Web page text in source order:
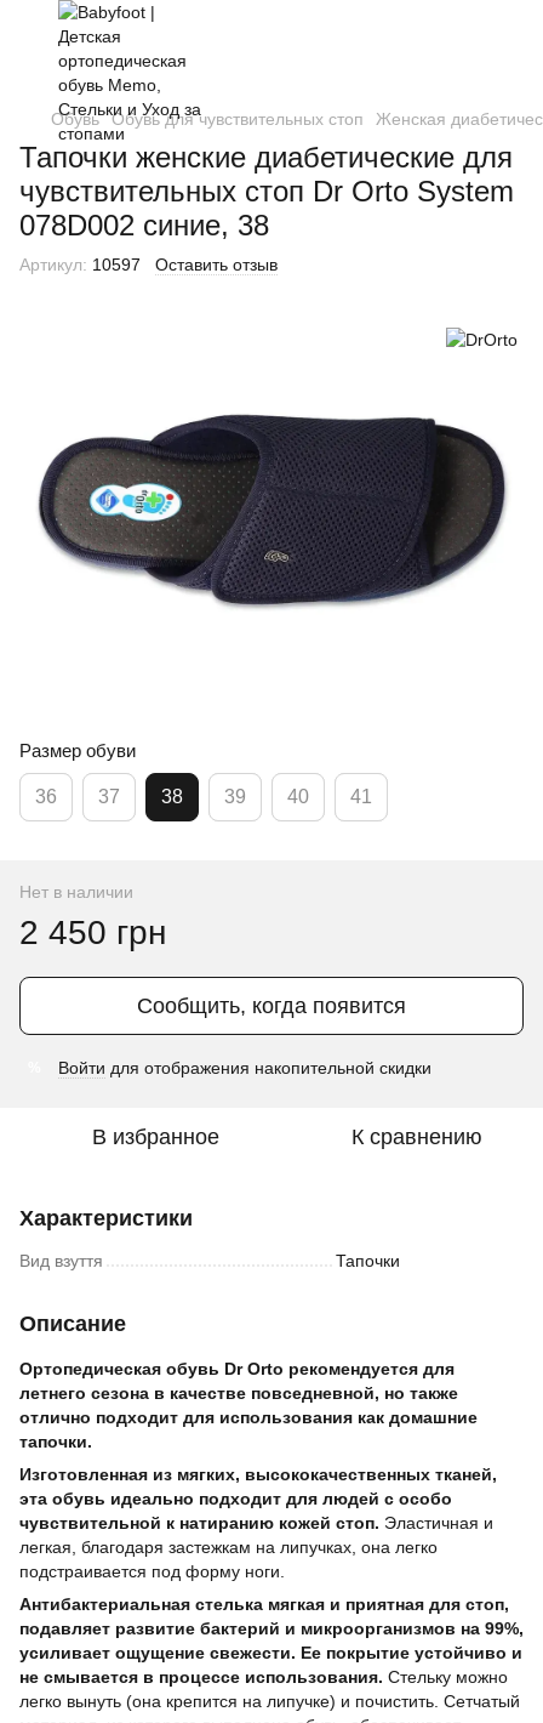
Обувь Обувь для чувствительных стоп Женская
Тапочки женские диабетические для
чувствительных стоп Dr Orto System
078D002 синие, 38
Артикул: 10597 Оставить отзыв
Размер обуви
36 37 38 39 40 41
Нет в наличии
2 450 грн
Сообщить, когда появится
Войти для отображения накопительной скидки
В избранное К сравнению
Характеристики
Вид взуття Тапочки
Описание
Ортопедическая обувь Dr Orto рекомендуется для
летнего сезона в качестве повседневной, но также
отлично подходит для использования как домашние
тапочки.
Изготовленная из мягких, высококачественных тканей,
эта обувь идеально подходит для людей с особо
чувствительной к натиранию кожей стоп. Эластичная и
легкая, благодаря застежкам на липучках, она легко
подстраивается под форму ноги.
Антибактериальная стелька мягкая и приятная для стоп,
подавляет развитие бактерий и микроорганизмов на 99%,
усиливает ощущение свежести. Ее покрытие устойчиво и
не смывается в процессе использования. Стельку можно
легко вынуть (она крепится на липучке) и почистить. Сетчатый